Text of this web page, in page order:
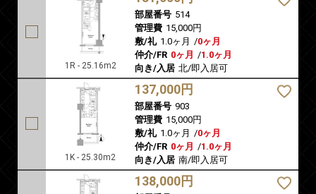
1R - 25.16m2
部屋番号 514
管理費 15,000円
敷/礼 1.0ヶ月 /0ヶ月
仲介/FR 0ヶ月 /1.0ヶ月
向き/入居 北/即入居可
1K - 25.30m2
137,000円
部屋番号 903
管理費 15,000円
敷/礼 1.0ヶ月 /0ヶ月
仲介/FR 0ヶ月 /1.0ヶ月
向き/入居 南/即入居可
138,000円